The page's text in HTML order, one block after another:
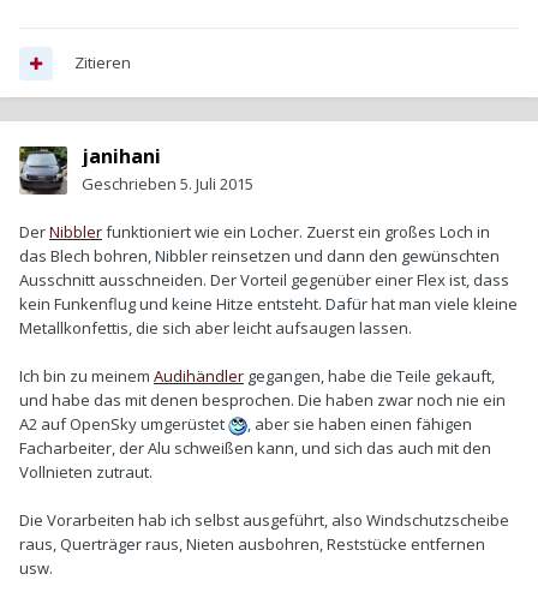
Zitieren
janihani
Geschrieben 5. Juli 2015
DerNibblerfunktioniert wie ein Locher. Zuerst ein großes Loch in
das Blech bohren, Nibbler reinsetzen und dann den gewünschten
Ausschnitt ausschneiden. Der Vorteil gegenüber einer Flex ist, dass
kein Funkenflug und keine Hitze entsteht. Dafür hat man viele kleine
Metallkonfettis, die sich aber leicht aufsaugen lassen.
Ich bin zu meinem Audihändler gegangen, habe die Teile gekauft,
und habe das mit denen besprochen. Die haben zwar noch nie ein
A2 auf OpenSky umgerüstet
, aber sie haben einen fähigen
Facharbeiter, der Alu schweißen kann, und sich das auch mit den
Vollnieten zutraut.
Die Vorarbeiten hab ich selbst ausgeführt, also Windschutzscheibe
raus, Querträger raus, Nieten ausbohren, Reststücke entfernen
usw.